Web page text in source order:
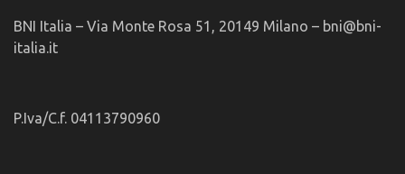
BNI Italia – Via Monte Rosa 51, 20149 Milano – bni@bni-
italia.it
P.Iva/C.f. 04113790960